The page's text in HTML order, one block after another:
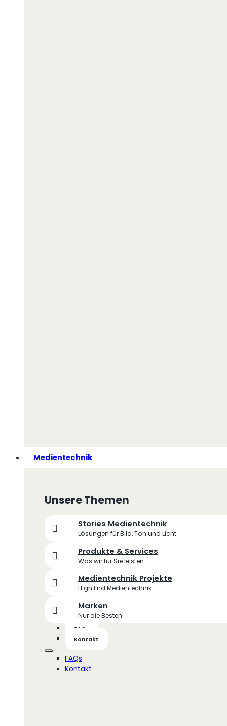
Medientechnik
Unsere Themen
Stories Medientechnik
Lösungen für Bild, Ton und Licht
Produkte & Services
Was wir für Sie leisten
Medientechnik Projekte
High End Medientechnik
Marken
Nur die Besten
FAQs
Kontakt
FAQs
Kontakt